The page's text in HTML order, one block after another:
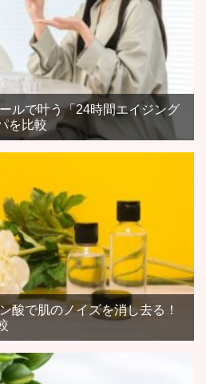
ルで叶う「24時間エイジング
を比較
酸で肌のノイズを消し去る！